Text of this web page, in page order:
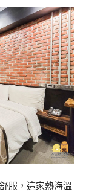
服，這家熱海溫